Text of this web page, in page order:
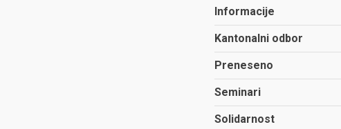
Informacije
Kantonalni odbor
Preneseno
Seminari
Solidarnost